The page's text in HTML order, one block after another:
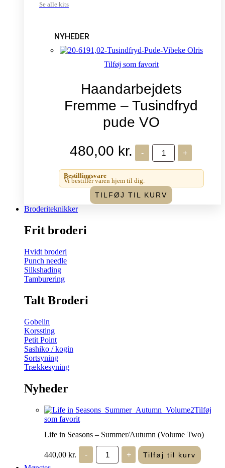
Se alle kits
NYHEDER
Tilføj som favorit
Haandarbejdets
Fremme – Tusindfryd
pude VO
480,00 kr. -
Haandarbejdets
Fremme
-
Tusindfryd
VO
antal
+
Bestillingsvare
Vi bestiller varen hjem til dig.
TILFØJ TIL KURV
Broderiteknikker
Frit broderi
Hvidt broderi
Punch needle
Silkshading
Tamburering
Talt Broderi
Gobelin
Korssting
Petit Point
Sashiko / kogin
Sortsyning
Trækkesyning
Nyheder
Tilføj
som favorit
Life in Seasons – Summer/Autumn (Volume Two)
440,00 kr. -
Life
Seasons
+ Tilføj til kurv